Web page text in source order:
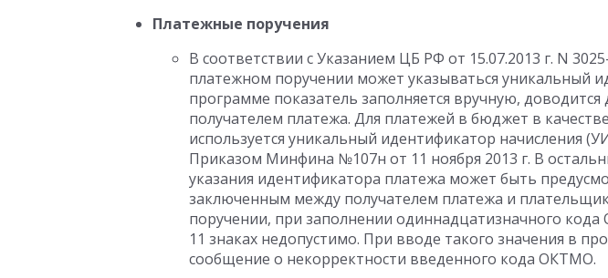
Платежные поручения
В соответствии с Указанием ЦБ РФ от 15.07.2013 г. N
платежном поручении может указываться уникальный
программе показатель заполняется вручную,
получателем платежа. Для платежей в бюджет в
используется уникальный идентификатор начисления
Приказом Минфина №107н от 11 ноября 2013 г. В
указания идентификатора платежа может быть
заключенным между получателем платежа и
поручении, при заполнении одиннадцатизначного
11 знаках недопустимо. При вводе такого значения в
сообщение о некорректности введенного кода ОКТМО.